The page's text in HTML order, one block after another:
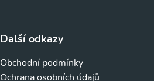
Další odkazy
Obchodní podmínky
Ochrana osobních údajů